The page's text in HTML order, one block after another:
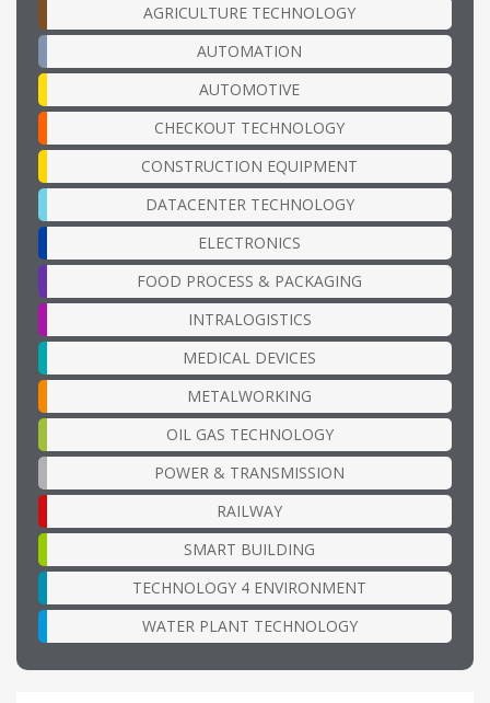
AGRICULTURE TECHNOLOGY
AUTOMATION
AUTOMOTIVE
CHECKOUT TECHNOLOGY
CONSTRUCTION EQUIPMENT
DATACENTER TECHNOLOGY
ELECTRONICS
FOOD PROCESS & PACKAGING
INTRALOGISTICS
MEDICAL DEVICES
METALWORKING
OIL GAS TECHNOLOGY
POWER & TRANSMISSION
RAILWAY
SMART BUILDING
TECHNOLOGY 4 ENVIRONMENT
WATER PLANT TECHNOLOGY